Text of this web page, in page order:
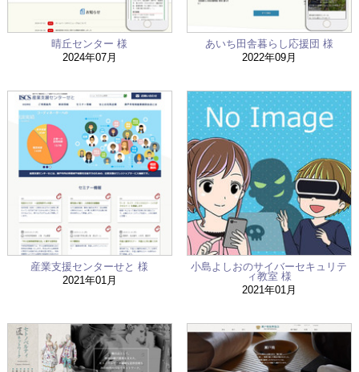
晴丘センター 様
2024年07月
あいち田舎暮らし応援団 様
2022年09月
産業支援センターせと 様
2021年01月
小島よしおのサイバーセキュリテ
ィ教室 様
2021年01月
会社概要
お問い合わせ